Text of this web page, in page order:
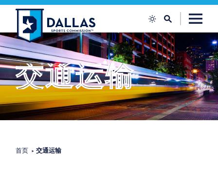
跳至内容
交通运输
首页 交通运输